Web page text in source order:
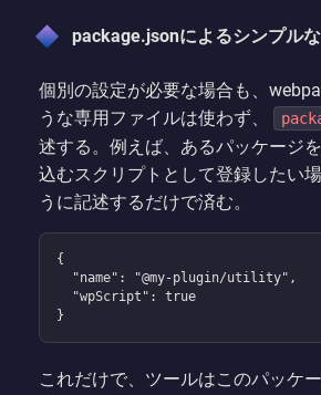
package.jsonによるシンプル
個別の設定が必要な場合も、
うな専用ファイルは使わず、
述する。例えば、あるパッケージ
込むスクリプトとして登録したい
うに記述するだけで済む。
{
}
これだけで、ツールはこのパッケ